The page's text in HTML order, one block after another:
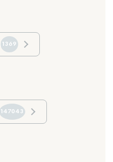
1369
147043